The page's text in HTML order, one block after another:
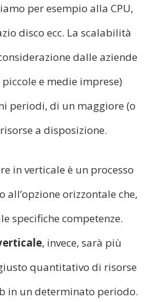
per esempio alla CPU,
disco ecc. La scalabilità
dalle aziende
e medie imprese)
periodi, di un maggiore (o
a disposizione.
in verticale è un processo
orizzontale che,
specifiche competenze.
, invece, sarà più
quantitativo di risorse
in un determinato periodo.